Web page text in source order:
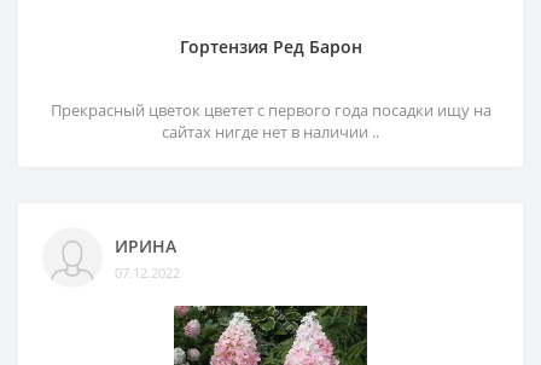
Гортензия Ред Барон
Прекрасный цветок цветет с первого года посадки ищу на
сайтах нигде нет в наличии ..
ИРИНА
07.12.2022